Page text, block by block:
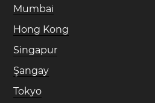
Mumbai
Hong Kong
Singapur
Şangay
Tokyo